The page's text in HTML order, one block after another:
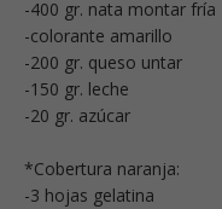
-400 gr. nata montar fría
-colorante amarillo
-200 gr. queso untar
-150 gr. leche
-20 gr. azúcar
*Cobertura naranja:
-3 hojas gelatina